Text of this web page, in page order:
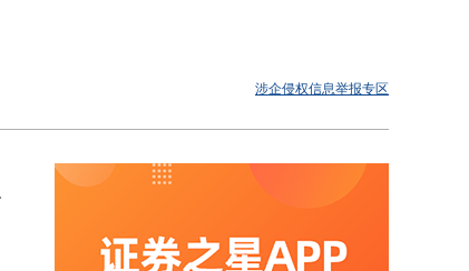
涉企侵权信息举报专区